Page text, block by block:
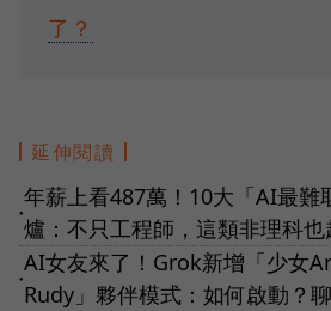
了？
延伸閱讀
●
年薪上看487萬！10大「AI最難
爐：不只工程師，這類非理科也
●
AI女友來了！Grok新增「少女
Rudy」夥伴模式：如何啟動？